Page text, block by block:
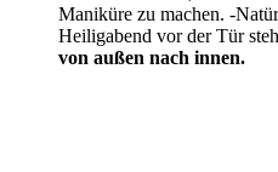
Maniküre zu machen. -
Heiligabend vor der Tür
von außen nach innen.